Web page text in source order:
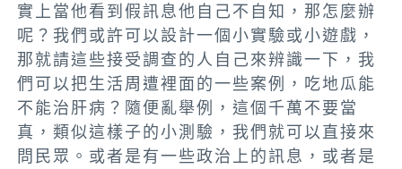
實上當他看到假訊息他自己不自知，那怎麼辦
呢？我們或許可以設計一個小實驗或小遊戲，
那就請這些接受調查的人自己來辨識一下 ，我
們可以把生活周遭裡面的一些案例，吃地瓜能
不能治肝病？隨便亂舉例，這個千萬不要當
真，類似這樣子的小測驗，我們就可以直接來
問民眾。或者是有一些政治上的訊息，或者是